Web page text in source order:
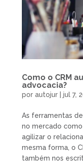
Como o CRM
advocacia?
por autojur| jul 7,
As ferramentas
no mercado
agilizar o
mesma forma, o
também nos